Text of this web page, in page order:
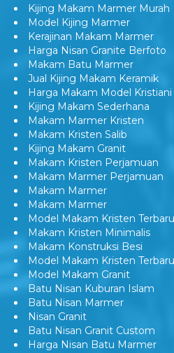
Harga Makam Marmer
Kijing Makam Marmer Murah
Model Kijing Marmer
Kerajinan Makam Marmer
Harga Nisan Granite Berfoto
Makam Batu Marmer
Jual Kijing Makam Keramik
Harga Makam Model Kristiani
Kijing Makam Sederhana
Makam Marmer Kristen
Makam Kristen Salib
Kijing Makam Granit
Makam Kristen Perjamuan
Makam Marmer Perjamuan
Makam Marmer
Makam Marmer
Model Makam Kristen Terbaru
Makam Kristen Minimalis
Makam Konstruksi Besi
Model Makam Kristen Terbaru
Model Makam Granit
Batu Nisan Kuburan Islam
Batu Nisan Marmer
Nisan Granit
Batu Nisan Granit Custom